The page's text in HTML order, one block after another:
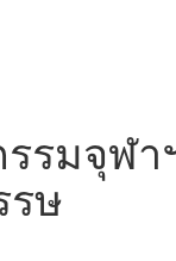
รมจุฬ
ษ